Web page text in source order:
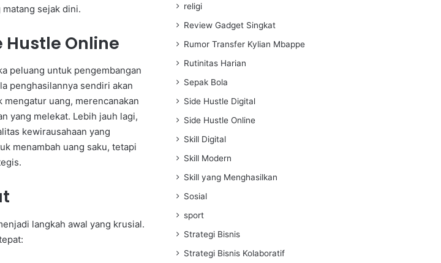
sejak dini.
Online
peluang untuk pengembangan
penghasilannya sendiri akan
mengatur uang, merencanakan
yang melekat. Lebih jauh lagi,
kewirausahaan yang
menambah uang saku, tetapi
langkah awal yang krusial.
religi
Review Gadget Singkat
Rumor Transfer Kylian Mbappe
Rutinitas Harian
Sepak Bola
Side Hustle Digital
Side Hustle Online
Skill Digital
Skill Modern
Skill yang Menghasilkan
Sosial
sport
Strategi Bisnis
Strategi Bisnis Kolaboratif